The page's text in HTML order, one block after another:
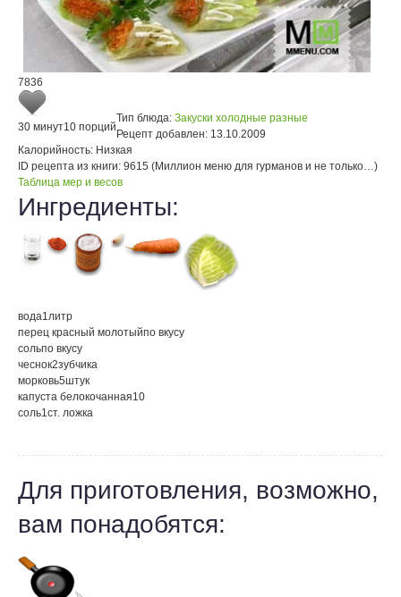
7836
30 минут10 порций
Тип блюда: Закуски холодные разные
Рецепт добавлен: 13.10.2009
Калорийность: Низкая
ID рецепта из книги: 9615 (Миллион меню для гурманов и не только…)
Таблица мер и весов
Ингредиенты:
вода1 литр
перец красный молотыйпо вкусу
сольпо вкусу
чеснок2зубчика
морковь5штук
капуста белокочанная10
соль1 ст. ложка
Для приготовления, возможно,
вам понадобятся: